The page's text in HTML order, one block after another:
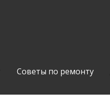
Советы по ремонту